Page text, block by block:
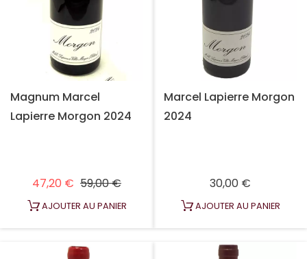
Magnum Marcel
Lapierre Morgon 2024
47,20 € Prix habituel
59,00 €Prix
AJOUTER AU PANIER
Marcel Lapierre Morgon
2024
30,00 €
AJOUTER AU PANIER